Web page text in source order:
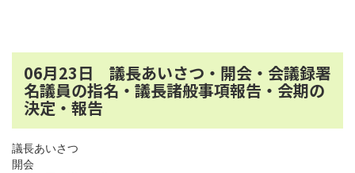
06月23日 議長あいさつ・開会・会議録署
名議員の指名・議長諸般事項報告・会期の
決定・報告
議長あいさつ
開会